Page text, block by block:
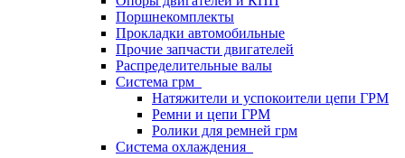
Поршнекомплекты
Прокладки автомобильные
Прочие запчасти двигателей
Распределительные валы
Система грм
Натяжители и успокоители цепи ГРМ
Ремни и цепи ГРМ
Ролики для ремней грм
Система охлаждения